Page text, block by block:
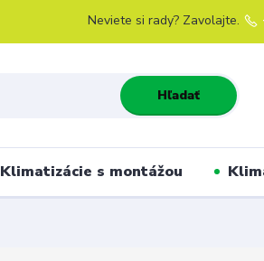
Hľadať
Neviete si rady? Zavolajte.
Klimatizácie s montážou